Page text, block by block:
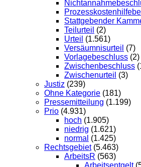
Stattgebender
Teilurteil (2)
Urteil (1.561)
Versäumnisurteil (7)
Vorlagebeschluss (2)
Zwischenbeschluss
Zwischenurteil (3)
Justiz (239)
Ohne Kategorie (181)
Pressemitteilung (1.199)
Prio (4.931)
hoch (1.905)
niedrig (1.621)
normal (1.425)
Rechtsgebiet(5.463)
ArbeitsR (563)
Arbeitsentgelt